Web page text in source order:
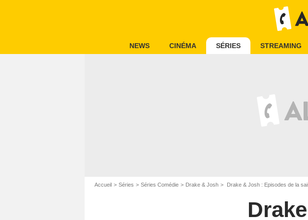
NEWS CINÉMA SÉRIES STREAMING
Accueil Séries Séries Comédie Drake & Josh Drake & Josh : Episodes de la